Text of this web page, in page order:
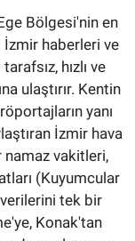
Bölgesi'nin en
İzmir haberleri ve
hızlı ve
ulaştırır. Kentin
yanı
İzmir hava
vakitleri,
(Kuyumcular
tek bir
Konak'tan